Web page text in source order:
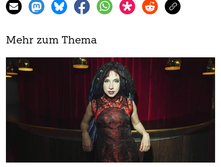
Mehr zum Thema